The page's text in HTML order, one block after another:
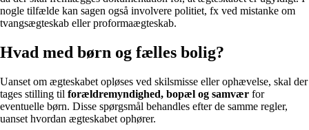
nogle tilfælde kan sagen også involvere politiet, fx ved mistanke om
tvangsægteskab eller proformaægteskab.
Hvad med børn og fælles bolig?
Uanset om ægteskabet opløses ved skilsmisse eller ophævelse, skal der
tages stilling til forældremyndighed, bopæl og samvær for
eventuelle børn. Disse spørgsmål behandles efter de samme regler,
uanset hvordan ægteskabet ophører.